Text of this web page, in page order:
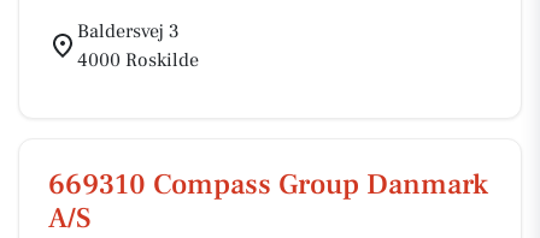
Baldersvej 3
4000 Roskilde
669310 Compass Group Danmark
A/S